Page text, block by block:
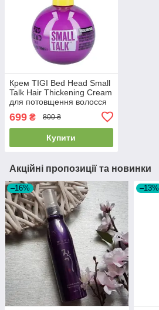
Крем TIGI Bed Head Small
Talk Hair Thickening Cream
для потовщення волосся
699 ₴ 800 ₴
Купити
Акційні пропозиції та новинки
–16% –13%